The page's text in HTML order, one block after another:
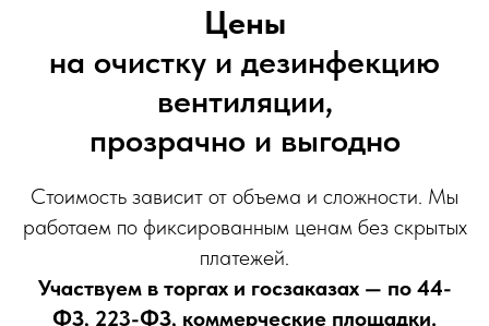
Цены
на очистку и дезинфекцию
вентиляции,
прозрачно и выгодно
Стоимость зависит от объема и сложности. Мы
работаем по фиксированным ценам без скрытых
платежей.
Участвуем в торгах и госзаказах — по 44-
ФЗ, 223-ФЗ, коммерческие площадки.